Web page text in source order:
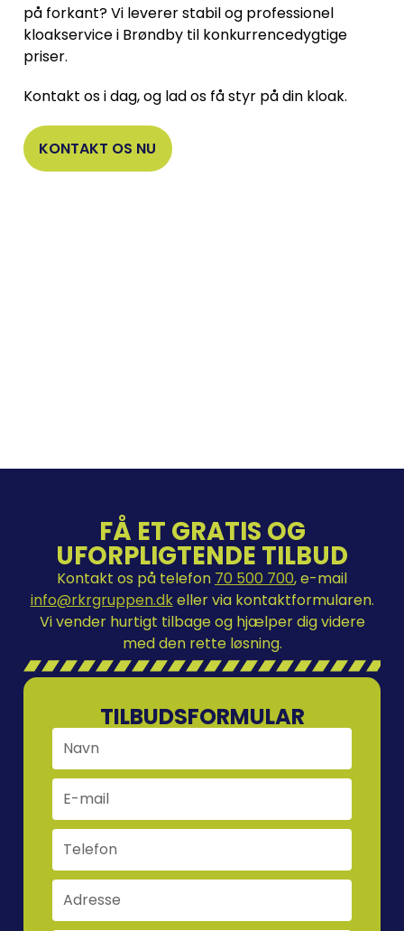
på forkant? Vi leverer stabil og professionel
kloakservice i Brøndby til konkurrencedygtige
priser.
Kontakt os i dag, og lad os få styr på din kloak.
KONTAKT OS NU
FÅ ET GRATIS OG
UFORPLIGTENDE TILBUD
Kontakt os på telefon 70 500 700, e-mail
info@rkrgruppen.dkeller via kontaktformularen.
Vi vender hurtigt tilbage og hjælper dig videre
med den rette løsning.
TILBUDSFORMULAR